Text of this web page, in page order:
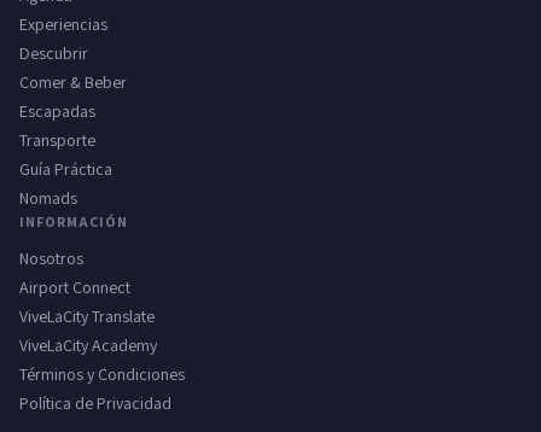
Experiencias
Descubrir
Comer & Beber
Escapadas
Transporte
Guía Práctica
Nomads
INFORMACIÓN
Nosotros
Airport Connect
ViveLaCity Translate
ViveLaCity Academy
Términos y Condiciones
Política de Privacidad